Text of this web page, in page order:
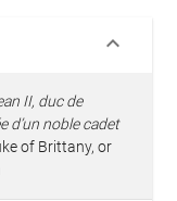
keyboard_arrow_down
II, duc de
d’un noble cadet
of Brittany, or